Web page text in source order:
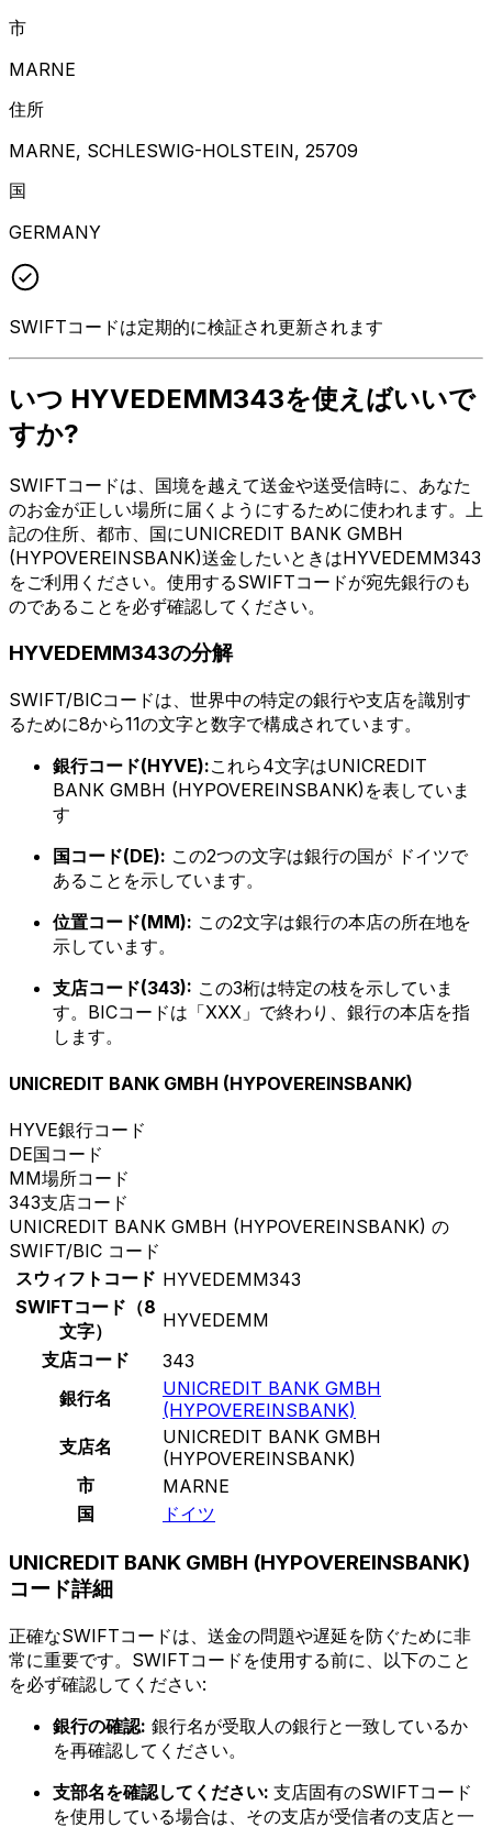
市
MARNE
住所
MARNE, SCHLESWIG-HOLSTEIN, 25709
国
GERMANY
SWIFTコードは定期的に検証され更新されます
いつ HYVEDEMM343を使えばいいで
すか?
SWIFTコードは、国境を越えて送金や送受信時に、あなた
のお金が正しい場所に届くようにするために使われます。上
記の住所、都市、国にUNICREDIT BANK GMBH
(HYPOVEREINSBANK)送金したいときはHYVEDEMM343
をご利用ください。使用するSWIFTコードが宛先銀行のも
のであることを必ず確認してください。
HYVEDEMM343の分解
SWIFT/BICコードは、世界中の特定の銀行や支店を識別す
るために8から11の文字と数字で構成されています。
銀行コード(HYVE):これら4文字はUNICREDIT
BANK GMBH (HYPOVEREINSBANK)を表していま
す
国コード(DE): この2つの文字は銀行の国が ドイツで
あることを示しています。
位置コード(MM): この2文字は銀行の本店の所在地を
示しています。
支店コード(343): この3桁は特定の枝を示していま
す。BICコードは「XXX」で終わり、銀行の本店を指
します。
UNICREDIT BANK GMBH (HYPOVEREINSBANK)
HYVE銀行コード
DE国コード
MM場所コード
343支店コード
UNICREDIT BANK GMBH (HYPOVEREINSBANK) の
SWIFT/BIC コード
スウィフトコード HYVEDEMM343
SWIFTコード（8
文字）
HYVEDEMM
支店コード
343
銀行名
UNICREDIT BANK GMBH
(HYPOVEREINSBANK)
支店名
UNICREDIT BANK GMBH
(HYPOVEREINSBANK)
市
MARNE
国
ドイツ
UNICREDIT BANK GMBH (HYPOVEREINSBANK)
コード詳細
正確なSWIFTコードは、送金の問題や遅延を防ぐために非
常に重要です。SWIFTコードを使用する前に、以下のこと
を必ず確認してください:
銀行の確認: 銀行名が受取人の銀行と一致しているか
を再確認してください。
支部名を確認してください: 支店固有のSWIFTコード
を使用している場合は、その支店が受信者の支店と一